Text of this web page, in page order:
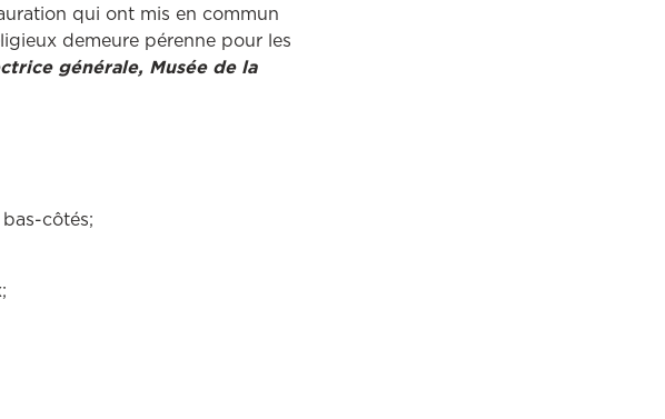
qui ont mis en commun
demeure pérenne pour les
générale, Musée de la
côtés;